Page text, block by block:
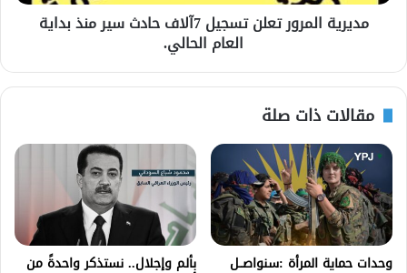
مديرية المرور تعلن تسجيل 7آلاف حادث سير منذ بداية
العام الحالي.
مقالات ذات صلة
وحدات حماية المرأة :سنواصــل بألم وإجلال.. نستذكر واحدةً من